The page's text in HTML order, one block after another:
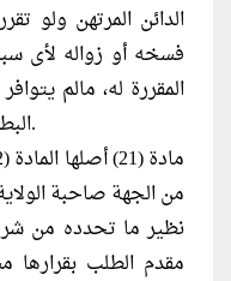
الدائن المرتهن ولو
فسخه أو زواله لأى
المقررة له، مالم
البطلان أو الفسخ عند إبرام عقد الرهن.
من الجهة صاحبة
نظير ما تحدده من
مقدم الطلب بقرارها